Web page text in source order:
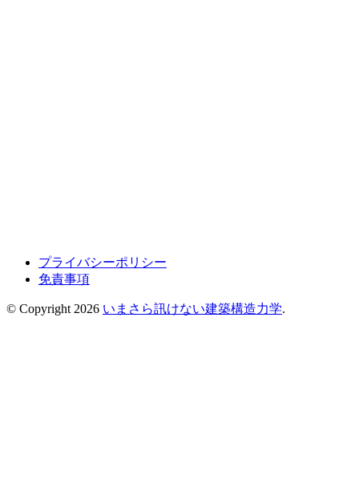
プライバシーポリシー
免責事項
© Copyright 2026 いまさら訊けない建築構造力学.